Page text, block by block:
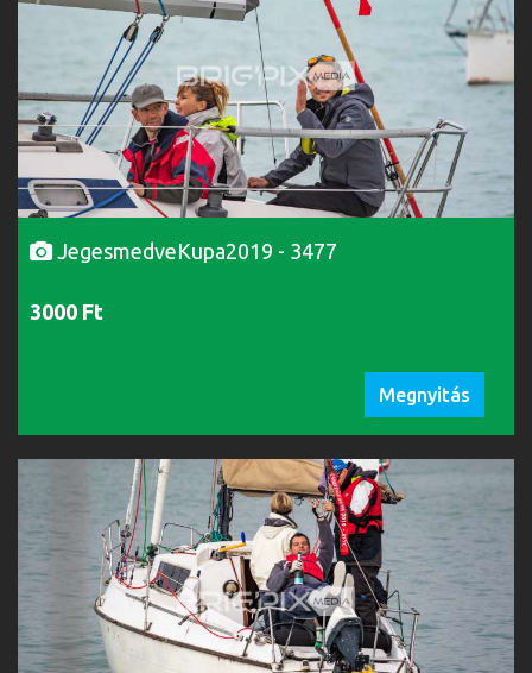
JegesmedveKupa2019 - 3477
3000 Ft
Megnyitás